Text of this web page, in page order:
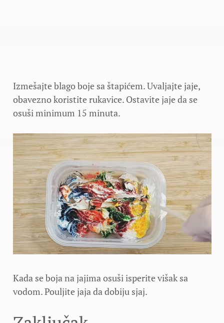
Izmešajte blago boje sa štapićem. Uvaljajte jaje,
obavezno koristite rukavice. Ostavite jaje da se
osuši minimum 15 minuta.
Kada se boja na jajima osuši isperite višak sa
vodom. Pouljite jaja da dobiju sjaj.